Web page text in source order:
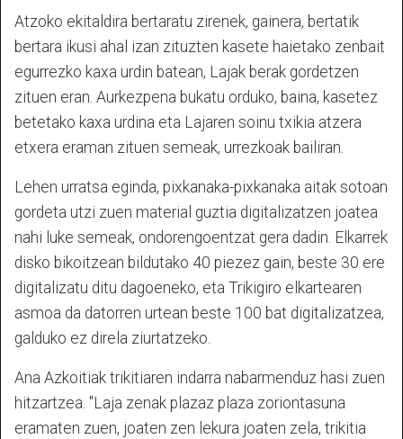
Atzoko ekitaldira bertaratu zirenek, gainera, bertatik
bertara ikusi ahal izan zituzten kasete haietako zenbait
egurrezko kaxa urdin batean, Lajak berak gordetzen
zituen eran. Aurkezpena bukatu orduko, baina, kasetez
betetako kaxa urdina eta Lajaren soinu txikia atzera
etxera eraman zituen semeak, urrezkoak bailiran.
Lehen urratsa eginda, pixkanaka-pixkanaka aitak sotoan
gordeta utzi zuen material guztia digitalizatzen joatea
nahi luke semeak, ondorengoentzat gera dadin. Elkarrek
disko bikoitzean bildutako 40 piezez gain, beste 30 ere
digitalizatu ditu dagoeneko, eta Trikigiro elkartearen
asmoa da datorren urtean beste 100 bat digitalizatzea,
galduko ez direla ziurtatzeko.
Ana Azkoitiak trikitiaren indarra nabarmenduz hasi zuen
hitzartzea. "Laja zenak plazaz plaza zoriontasuna
eramaten zuen, joaten zen lekura joaten zela, trikitia